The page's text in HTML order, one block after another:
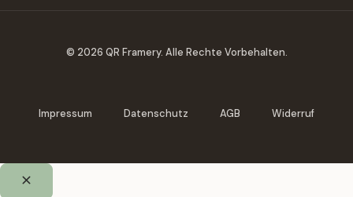
© 2026 QR Framery. Alle Rechte Vorbehalten.
Impressum Datenschutz AGB Widerruf